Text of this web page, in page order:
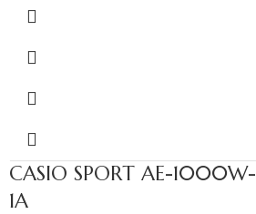
CASIO SPORT AE-1000W-
1A